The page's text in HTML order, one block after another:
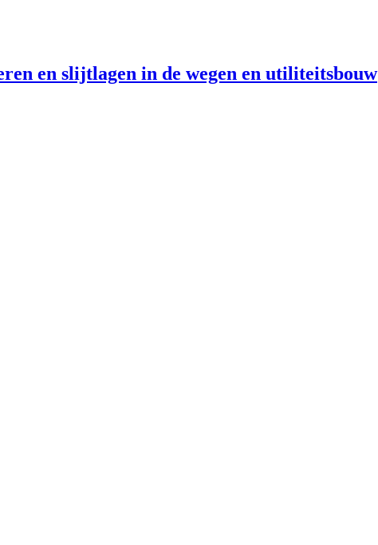
en slijtlagen in de wegen en utiliteitsbouw